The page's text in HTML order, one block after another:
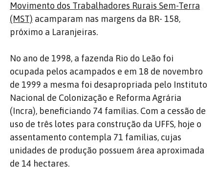
Movimento dos Trabalhadores Rurais Sem-Terra
(MST) acamparam nas margens da BR- 158,
próximo a Laranjeiras.
No ano de 1998, a fazenda Rio do Leão foi
ocupada pelos acampados e em 18 de novembro
de 1999 a mesma foi desapropriada pelo Instituto
Nacional de Colonização e Reforma Agrária
(Incra), beneficiando 74 famílias. Com a cessão de
uso de três lotes para construção da UFFS, hoje o
assentamento contempla 71 famílias, cujas
unidades de produção possuem área aproximada
de 14 hectares.